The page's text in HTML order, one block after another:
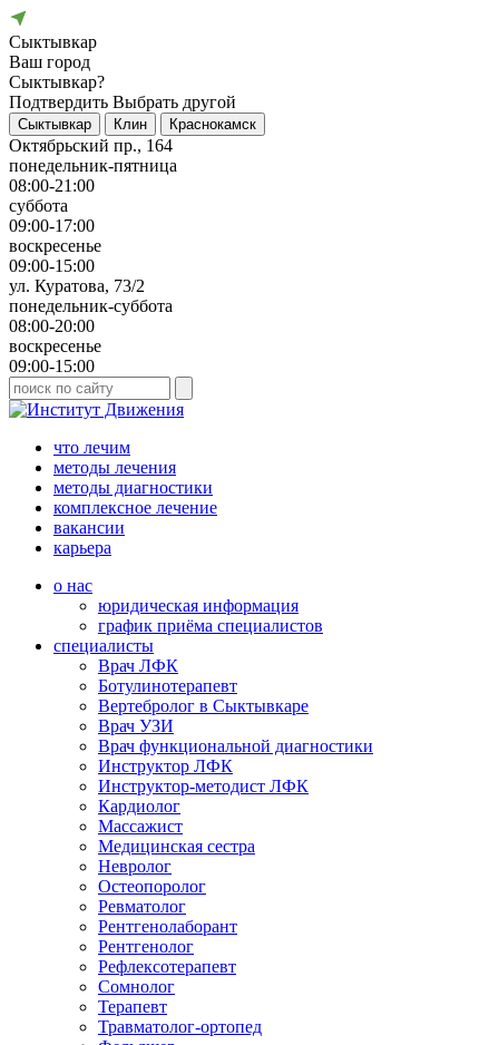
Сыктывкар
Ваш город
Сыктывкар?
Подтвердить Выбрать другой
Сыктывкар Клин Краснокамск
Октябрьский пр., 164
понедельник-пятница
08:00-21:00
суббота
09:00-17:00
воскресенье
09:00-15:00
ул. Куратова, 73/2
понедельник-суббота
08:00-20:00
воскресенье
09:00-15:00
что лечим
методы лечения
методы диагностики
комплексное лечение
вакансии
карьера
о нас
юридическая информация
график приёма специалистов
специалисты
Врач ЛФК
Ботулинотерапевт
Вертебролог в Сыктывкаре
Врач УЗИ
Врач функциональной диагностики
Инструктор ЛФК
Инструктор-методист ЛФК
Кардиолог
Массажист
Медицинская сестра
Невролог
Остеопоролог
Ревматолог
Рентгенолаборант
Рентгенолог
Рефлексотерапевт
Сомнолог
Терапевт
Травматолог-ортопед